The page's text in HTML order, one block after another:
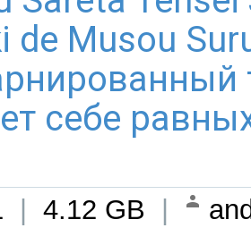
de Musou
себе
4.12 GB